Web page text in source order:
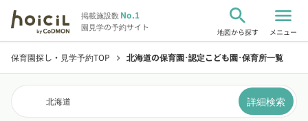
掲載施設数No.1
園見学の予約サイト
search
地図から探す
menu
メニュー
保育園探し・見学予約TOP chevron_right 北海道の保育園･認定こども園･保育所一覧
北海道 詳細検索